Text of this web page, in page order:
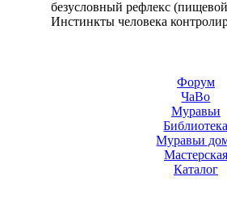
безусловный рефлекс
Инстинкты человека
Форум
ЧаВо
Муравьи
Муравьи
Мастерская
Каталог